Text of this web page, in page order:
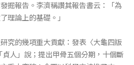
掘報告。李濟稱讚其報告書云：「為
理論上的基礎。」
究的幾項重大貢獻：發表〈大龜四版
人」說；提出甲骨五個分期，十個斷